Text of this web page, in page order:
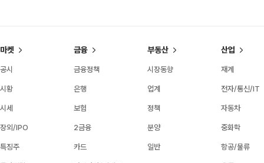
마켓
공시
시황
시세
장외/IPO
특징주
금융
금융정책
은행
보험
2금융
카드
부동산
시장동향
업계
정책
분양
일반
산업
재계
전자/통신/IT
자동차
중화학
항공/물류